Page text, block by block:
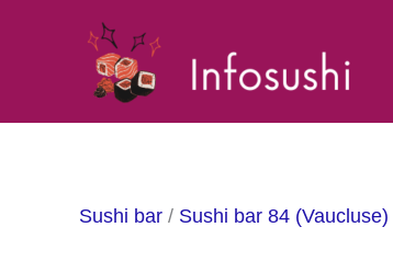
Sushi bar / Sushi bar 84 (Vaucluse)